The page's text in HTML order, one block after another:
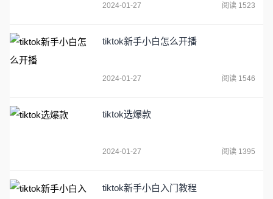
2024-01-27 阅读 1523
tiktok新手小白怎么开播
2024-01-27 阅读 1546
tiktok选爆款
2024-01-27 阅读 1395
tiktok新手小白入门教程